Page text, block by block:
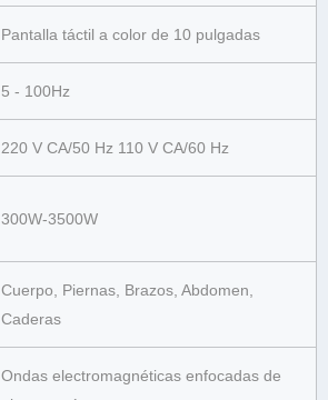
Pantalla táctil a color de 10 pulgadas
5 - 100Hz
220 V CA/50 Hz 110 V CA/60 Hz
300W-3500W
Cuerpo, Piernas, Brazos, Abdomen,
Caderas
Ondas electromagnéticas enfocadas de